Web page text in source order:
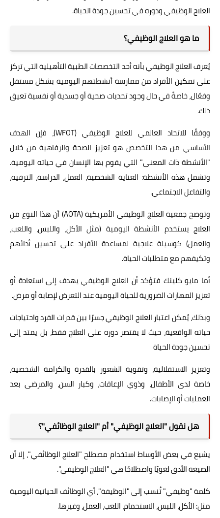
العلاج الوظيفي ودوره في تحسين جودة الحياة.
ما هو العلاج الوظيفي؟
يُعرف العلاج الوظيفي بأنه أحد التخصصات الطبية التأهيلية التي تركز
على تمكين الأفراد من ممارسة أنشطتهم اليومية بشكل مستقل
وفعّال، خاصةً في حال وجود تحديات صحية أو جسدية أو نفسية تعيق
ذلك.
ووفقًا للاتحاد العالمي للعلاج الوظيفي (WFOT)، فإن الهدف
الأساسي من هذا التخصص هو تعزيز الصحة والرفاهية من خلال
"الأنشطة ذات المعنى" التي يقوم بها الإنسان في حياته اليومية.
وتشمل هذه الأنشطة: العناية الشخصية، العمل، الدراسة، الترفيه،
والتفاعل الاجتماعي.
وتوضح جمعية العلاج الوظيفي الأمريكية (AOTA) أن هذا النوع من
العلاج يستخدم الأنشطة اليومية (مثل الأكل، واللبس، واللعب،
والعمل) كوسيلة علاجية لمساعدة الأفراد على تحسين أدائهم
وتكيفهم مع متطلبات الحياة.
أما مايو كلينك فتؤكد أن العلاج الوظيفي يهدف إلى استعادة أو
تعزيز المهارات الضرورية للحياة اليومية عند التعرض لإصابة أو مرض.
وبذلك، يُمكن اعتبار العلاج الوظيفي جسرًا بين قدرات الفرد واحتياجات
حياته الواقعية، حيث لا يقتصر دوره على العلاج فقط، بل يمتد إلى
تحسين جودة الحياة
وتعزيز الاستقلالية، وتقوية الشعور بالقدرة والكرامة الشخصية،
خاصة لدى الأطفال، وذوي الإعاقات، وكبار السن، والمرضى بعد
العمليات أو الإصابات.
هل نقول "العلاج الوظيفي" أم "العلاج الوظائفي"؟
يشيع في بعض الأوساط استخدام مصطلح "العلاج الوظائفي"، إلا أن
الصيغة الأدق لغويًا واصطلاحًا هي "العلاج الوظيفي".
كلمة "وظيفي" تُنسب إلى "الوظيفة"، أي الوظائف الحياتية اليومية
مثل: الأكل، اللبس، الاستحمام، اللعب، العمل، وغيرها.